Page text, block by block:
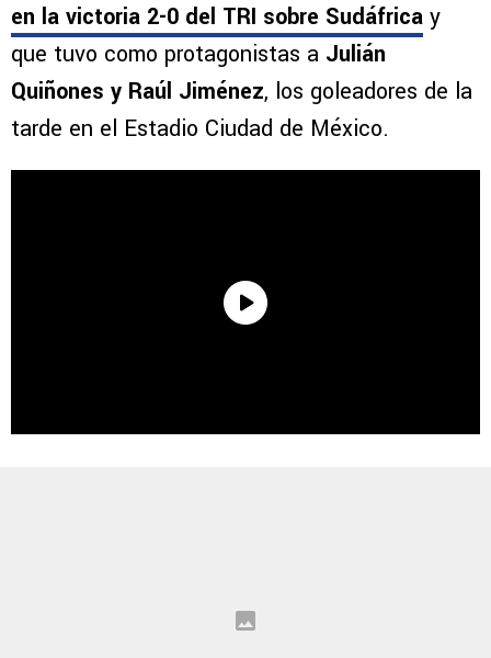
en la victoria 2-0 del TRI sobre Sudáfrica y
que tuvo como protagonistas a Julián
Quiñones y Raúl Jiménez, los goleadores de la
tarde en el Estadio Ciudad de México.